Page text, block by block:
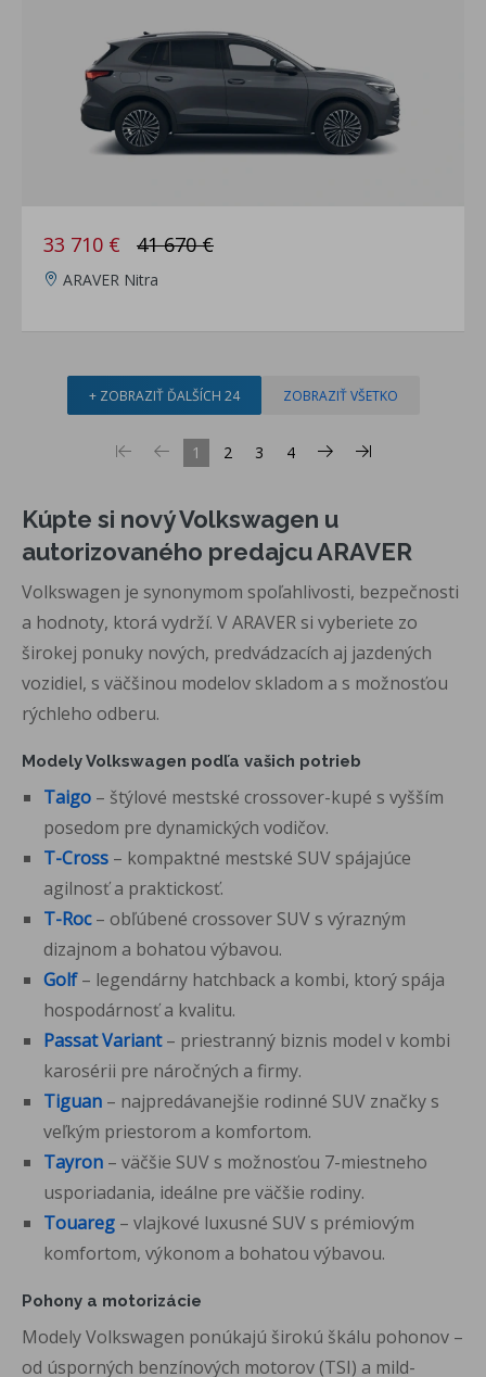
33 710 € 41 670 €
ARAVER Nitra
+ ZOBRAZIŤ ĎALŠÍCH 24 ZOBRAZIŤ VŠETKO
1 2 3 4
Kúpte si nový Volkswagen u
autorizovaného predajcu ARAVER
Volkswagen je synonymom spoľahlivosti, bezpečnosti
a hodnoty, ktorá vydrží. V ARAVER si vyberiete zo
širokej ponuky nových, predvádzacích aj jazdených
vozidiel, s väčšinou modelov skladom a s možnosťou
rýchleho odberu.
Modely Volkswagen podľa vašich potrieb
Taigo – štýlové mestské crossover-kupé s vyšším
posedom pre dynamických vodičov.
T-Cross – kompaktné mestské SUV spájajúce
agilnosť a praktickosť.
T-Roc– obľúbené crossover SUV s výrazným
dizajnom a bohatou výbavou.
Golf– legendárny hatchback a kombi, ktorý spája
hospodárnosť a kvalitu.
PassatVariant– priestranný biznis model v kombi
karosérii pre náročných a firmy.
Tiguan – najpredávanejšie rodinné SUV značky s
veľkým priestorom a komfortom.
Tayron – väčšie SUV s možnosťou 7-miestneho
usporiadania, ideálne pre väčšie rodiny.
Touareg – vlajkové luxusné SUV s prémiovým
komfortom, výkonom a bohatou výbavou.
Pohony a motorizácie
Modely Volkswagen ponúkajú širokú škálu pohonov –
od úsporných benzínových motorov (TSI) a mild-